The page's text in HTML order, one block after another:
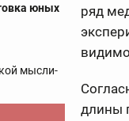
юных
мысли-
ряд
длины